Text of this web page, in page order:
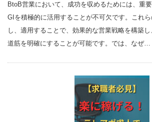
BtoB営業において、成功を収めるためには、重
GIを積極的に活用することが不可欠です。これ
し、適用することで、効果的な営業戦略を構築
道筋を明確にすることが可能です。では、なぜ…